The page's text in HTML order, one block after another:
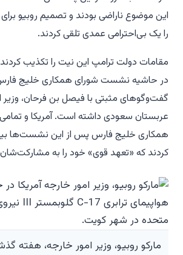
این موضوع ناراضی بودند و تصمیم روبیو
را یک بی‌احترامی عمدی تلقی کردند.
مقامات دولت ترامپ این نیت را تکذیب
در حاشیه نشست شورای همکاری خلیج
گفت‌وگوهای مثبتی با فیصل بن فرحان، وزیر
عربستان سعودی داشته است. آمریکا و
همکاری خلیج فارس پس از این نشست‌ها
کردند که «تعهد قوی» خود را به مشارکت‌شان
مارکو روبیو، وزیر امور خارجه، هفته